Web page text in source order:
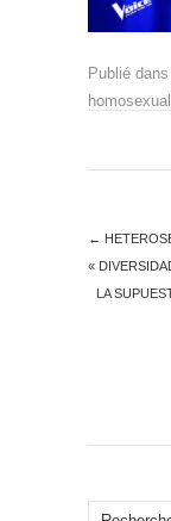
Publié dans
←
«
LA
Rechercher :